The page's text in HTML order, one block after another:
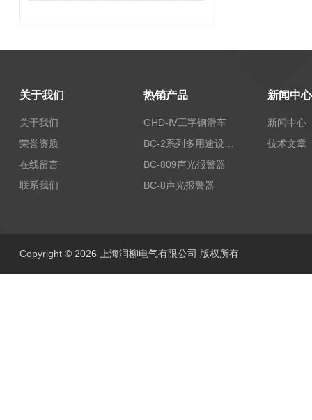
关于我们
关于我们
荣誉资质
在线留言
联系我们
热销产品
GHD-Ⅳ工字钢滑车
BC-809声光报警器
BC-8声光报警器
新闻中心
新闻中心
技术文章
Copyright © 2026 上海润柳电气有限公司 版权所有